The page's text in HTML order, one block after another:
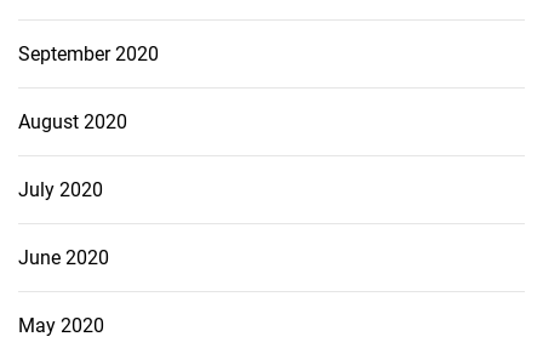
September 2020
August 2020
July 2020
June 2020
May 2020